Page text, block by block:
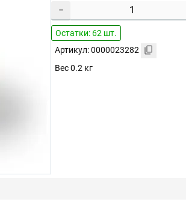
−
Остатки: 62 шт.
Артикул: 0000023282
Вес 0.2 кг